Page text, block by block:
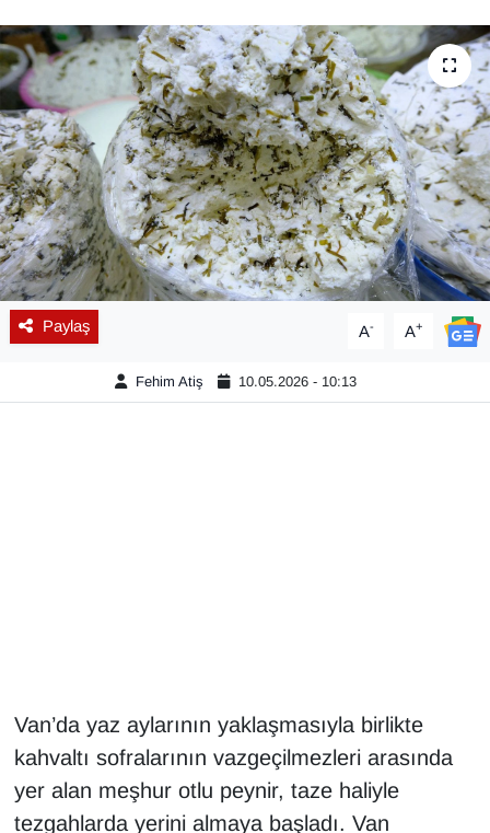
Paylaş A- A+
Fehim Atiş 10.05.2026 - 10:13
Van’da yaz aylarının yaklaşmasıyla birlikte
kahvaltı sofralarının vazgeçilmezleri arasında
yer alan meşhur otlu peynir, taze haliyle
tezgahlarda yerini almaya başladı. Van
DÜNYA
EĞİTİM
EKONOMİ
Eleman
Emlak
En çok konuşulanlar
GENEL
Kadın
Kamu Alımları